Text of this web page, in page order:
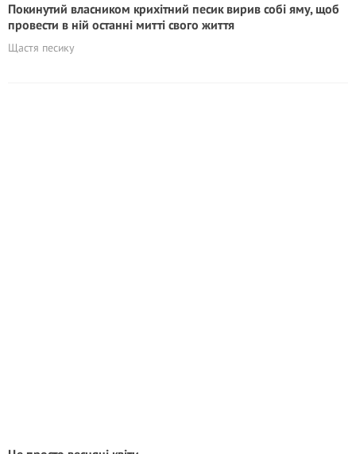
Покинутий власником крихітний песик вирив собі яму, щоб
провести в ній останні митті свого життя
Щастя песику